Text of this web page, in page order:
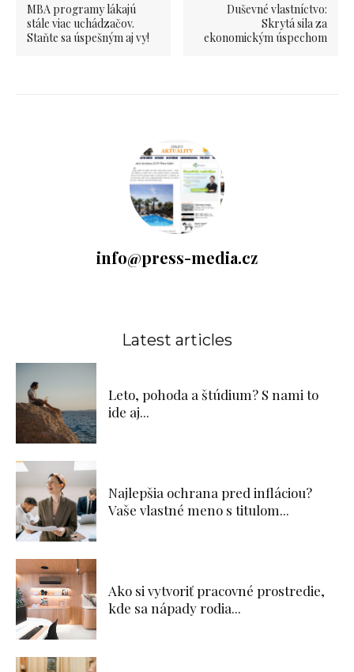
MBA programy lákajú
stále viac uchádzačov.
Staňte sa úspešným aj vy!
Duševné vlastníctvo:
Skrytá sila za
ekonomickým úspechom
info@press-media.cz
Latest articles
Leto, pohoda a štúdium? S nami to
ide aj...
Najlepšia ochrana pred infláciou?
Vaše vlastné meno s titulom...
Ako si vytvoriť pracovné prostredie,
kde sa nápady rodia...